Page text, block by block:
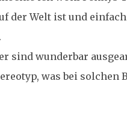
der Welt ist und
sind wunderbar
was bei